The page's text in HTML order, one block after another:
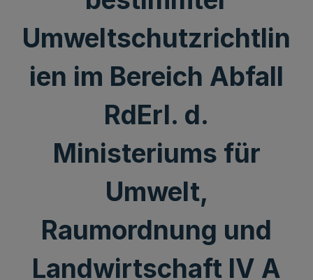
Umweltschutzrichtlin
ien im Bereich Abfall
RdErl. d.
Ministeriums für
Umwelt,
Raumordnung und
Landwirtschaft IV A